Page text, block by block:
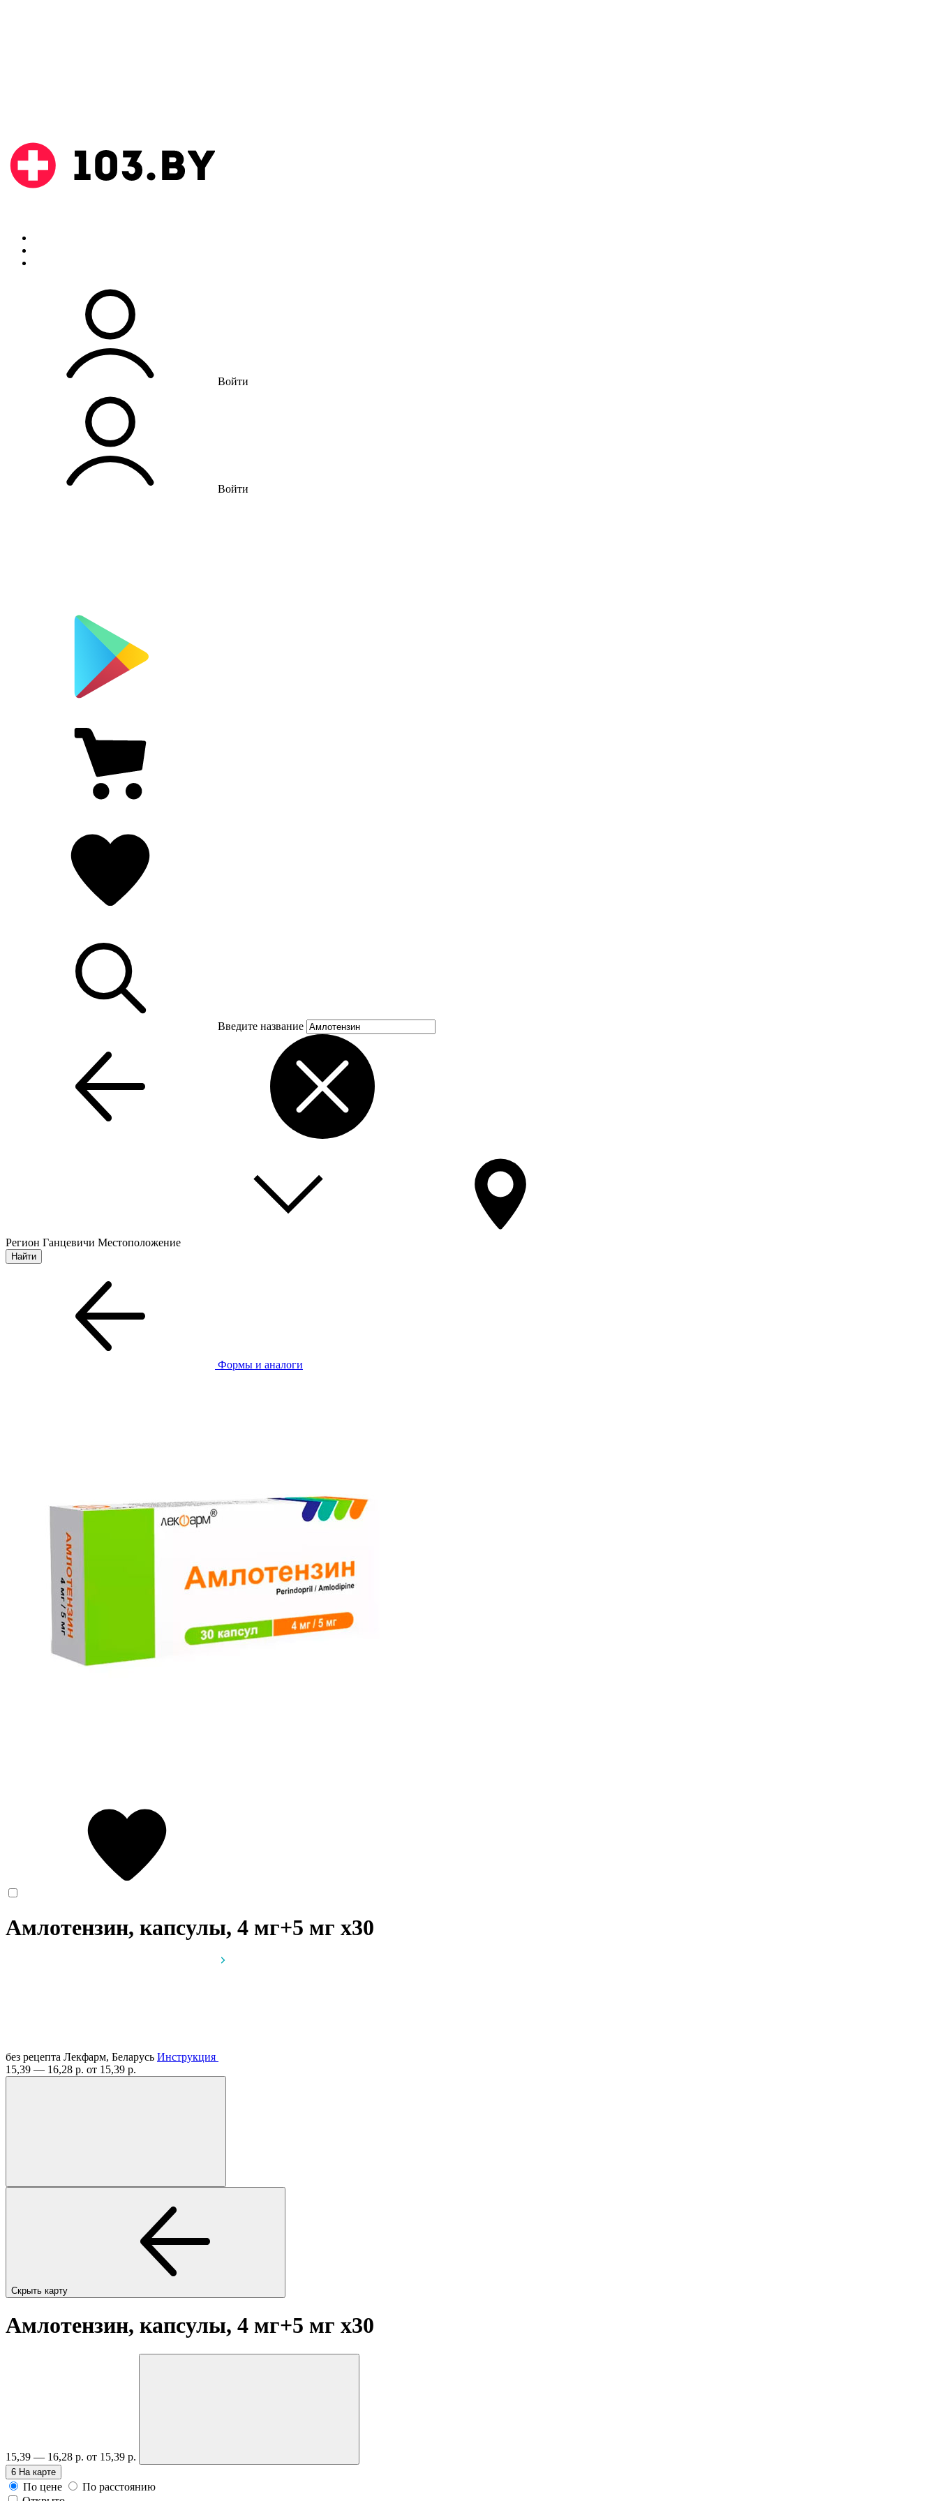
Войти
Войти
Введите название
Регион Ганцевичи Местоположение
Формы и аналоги
Амлотензин, капсулы, 4 мг+5 мг x30
без рецепта Лекфарм, Беларусь Инструкция
15,39 — 16,28 р. от 15,39 р.
Скрыть карту
Амлотензин, капсулы, 4 мг+5 мг x30
15,39 — 16,28 р. от 15,39 р.
6 На карте
По цене
По расстоянию